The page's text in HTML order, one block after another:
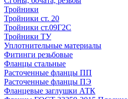
Тройники
Тройники ст. 20
Тройники ст.09Г2С
Тройники ТУ
Уплотнительные материалы
Фитинги резьбовые
Фланцы стальные
Расточенные фланцы ПП
Расточенные фланцы ПЭ
Фланцевые заглушки АТК